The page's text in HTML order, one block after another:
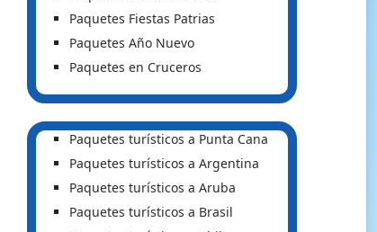
Paquetes Fiestas Patrias
Paquetes Año Nuevo
Paquetes en Cruceros
Paquetes turísticos a Punta Cana
Paquetes turísticos a Argentina
Paquetes turísticos a Aruba
Paquetes turísticos a Brasil